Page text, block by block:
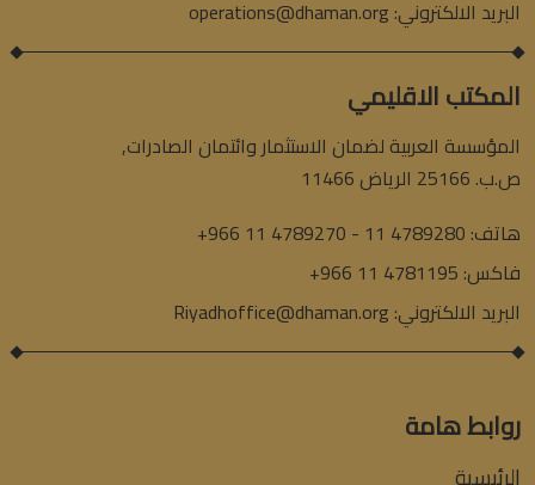
البريد الالكتروني:operations@dhaman.org
المكتب الاقليمي
المؤسسة العربية لضمان الاستثمار وائتمان الصادرات,
ص.ب. 25166 الرياض 11466
هاتف:+966 11 4789270 - 11 4789280
فاكس:+966 11 4781195
البريد الالكتروني:Riyadhoffice@dhaman.org
روابط هامة